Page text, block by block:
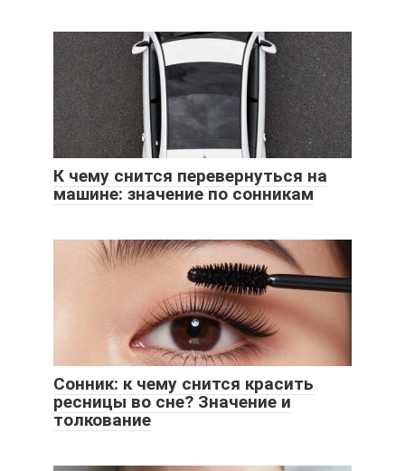
К чему снится перевернуться на
машине: значение по сонникам
Сонник: к чему снится красить
ресницы во сне? Значение и
толкование